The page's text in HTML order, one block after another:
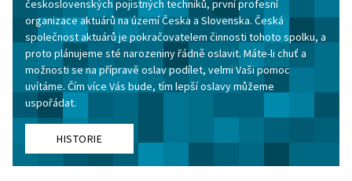
československých pojistných techniků, první profesní
organizace aktuárů na území Česka a Slovenska. Česká
společnost aktuárů je pokračovatelem činnosti tohoto spolku, a
proto plánujeme sté narozeniny řádně oslavit. Máte-li chuť a
možnosti se na přípravě oslav podílet, velmi Vaši pomoc
uvítáme. Čím více Vás bude, tím lepší oslavy můžeme
uspořádat.
HISTORIE